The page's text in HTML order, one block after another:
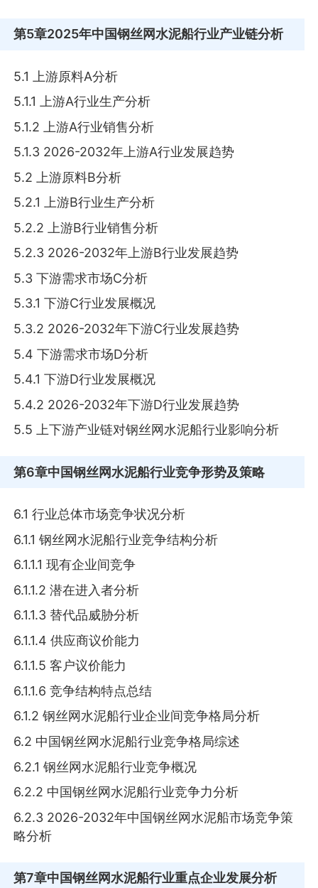
第5章2025年中国钢丝网水泥船行业产业链分析
5.1 上游原料A分析
5.1.1 上游A行业生产分析
5.1.2 上游A行业销售分析
5.1.3 2026-2032年上游A行业发展趋势
5.2 上游原料B分析
5.2.1 上游B行业生产分析
5.2.2 上游B行业销售分析
5.2.3 2026-2032年上游B行业发展趋势
5.3 下游需求市场C分析
5.3.1 下游C行业发展概况
5.3.2 2026-2032年下游C行业发展趋势
5.4 下游需求市场D分析
5.4.1 下游D行业发展概况
5.4.2 2026-2032年下游D行业发展趋势
5.5 上下游产业链对钢丝网水泥船行业影响分析
第6章中国钢丝网水泥船行业竞争形势及策略
6.1 行业总体市场竞争状况分析
6.1.1 钢丝网水泥船行业竞争结构分析
6.1.1.1 现有企业间竞争
6.1.1.2 潜在进入者分析
6.1.1.3 替代品威胁分析
6.1.1.4 供应商议价能力
6.1.1.5 客户议价能力
6.1.1.6 竞争结构特点总结
6.1.2 钢丝网水泥船行业企业间竞争格局分析
6.2 中国钢丝网水泥船行业竞争格局综述
6.2.1 钢丝网水泥船行业竞争概况
6.2.2 中国钢丝网水泥船行业竞争力分析
6.2.3 2026-2032年中国钢丝网水泥船市场竞争策
略分析
第7章中国钢丝网水泥船行业重点企业发展分析